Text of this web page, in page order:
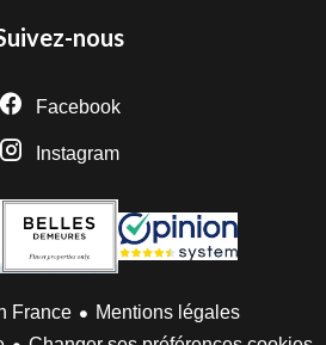
nous
Facebook
Instagram
France
Mentions légales